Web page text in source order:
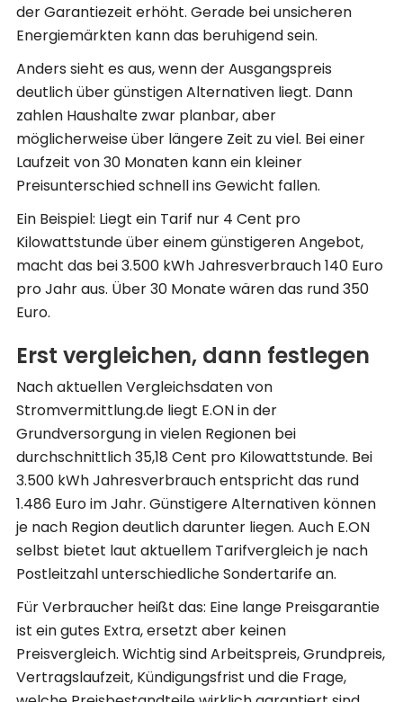
der Garantiezeit erhöht. Gerade bei unsicheren
Energiemärkten kann das beruhigend sein.
Anders sieht es aus, wenn der Ausgangspreis
deutlich über günstigen Alternativen liegt. Dann
zahlen Haushalte zwar planbar, aber
möglicherweise über längere Zeit zu viel. Bei einer
Laufzeit von 30 Monaten kann ein kleiner
Preisunterschied schnell ins Gewicht fallen.
Ein Beispiel: Liegt ein Tarif nur 4 Cent pro
Kilowattstunde über einem günstigeren Angebot,
macht das bei 3.500 kWh Jahresverbrauch 140 Euro
pro Jahr aus. Über 30 Monate wären das rund 350
Euro.
Erst vergleichen, dann festlegen
Nach aktuellen Vergleichsdaten von
Stromvermittlung.de liegt E.ON in der
Grundversorgung in vielen Regionen bei
durchschnittlich 35,18 Cent pro Kilowattstunde. Bei
3.500 kWh Jahresverbrauch entspricht das rund
1.486 Euro im Jahr. Günstigere Alternativen können
je nach Region deutlich darunter liegen. Auch E.ON
selbst bietet laut aktuellem Tarifvergleich je nach
Postleitzahl unterschiedliche Sondertarife an.
Für Verbraucher heißt das: Eine lange Preisgarantie
ist ein gutes Extra, ersetzt aber keinen
Preisvergleich. Wichtig sind Arbeitspreis, Grundpreis,
Vertragslaufzeit, Kündigungsfrist und die Frage,